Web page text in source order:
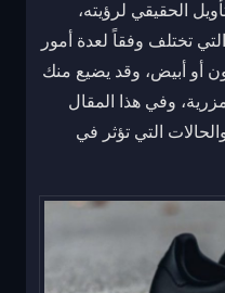
الحقيقي لرؤيته،
تختلف وفقاً لعدة أمور
أو أبيض، وقد يضيع منك
وفي هذا المقال
التي تؤثر في